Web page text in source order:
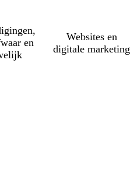
en
Websites en
digitale marketing